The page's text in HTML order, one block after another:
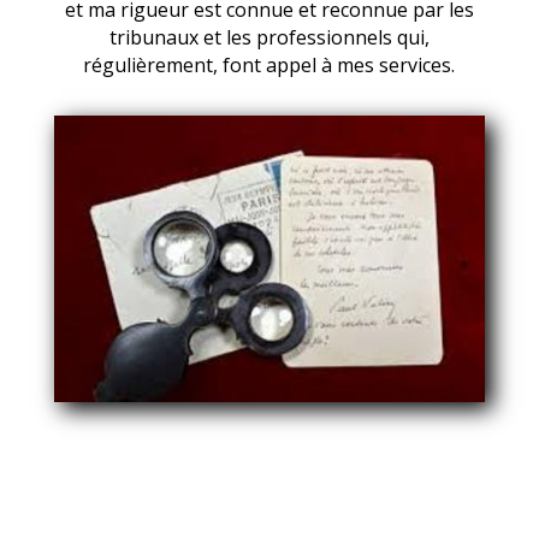
et ma rigueur est connue et reconnue par les
tribunaux et les professionnels qui,
régulièrement, font appel à mes services.